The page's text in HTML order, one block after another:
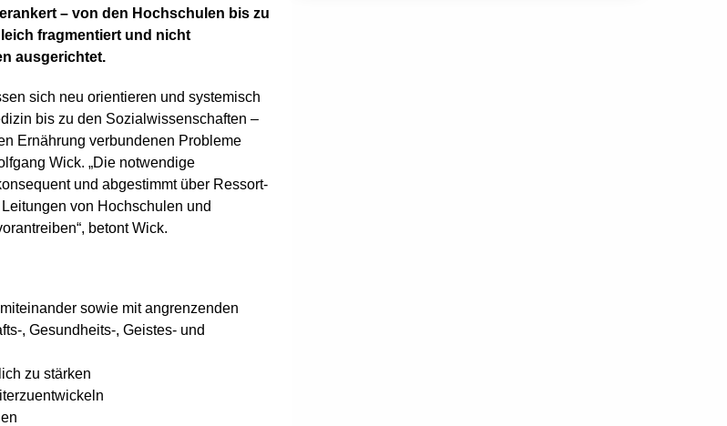
– von den Hochschulen bis zu
fragmentiert und nicht
ausgerichtet.
sich neu orientieren und systemisch
bis zu den Sozialwissenschaften –
Ernährung verbundenen Probleme
Wick. „Die notwendige
und abgestimmt über Ressort-
von Hochschulen und
betont Wick.
sowie mit angrenzenden
, Gesundheits-, Geistes- und
zu stärken